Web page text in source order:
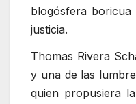
blogósfera
justicia.
Thomas Rivera
y una de las
quien propusiera